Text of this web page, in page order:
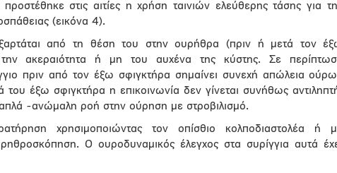
στις αιτίες η χρήση ταινιών ελεύθερης τάσης για
(εικόνα 4).
από τη θέση του στην ουρήθρα (πριν ή μετά τον
ακεραιότητα ή μη του αυχένα της κύστης. Σε
πριν από τον έξω σφιγκτήρα σημαίνει συνεχή απώλεια
έξω σφιγκτήρα η επικοινωνία δεν γίνεται συνήθως
-ανώμαλη ροή στην ούρηση με στροβιλισμό.
χρησιμοποιώντας τον οπίσθιο κολποδιαστολέα ή
Ο ουροδυναμικός έλεγχος στα συρίγγια αυτά